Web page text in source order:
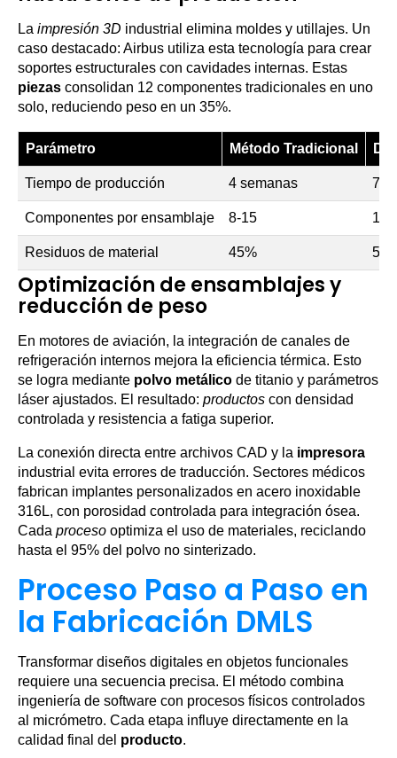
La impresión 3D industrial elimina moldes y utillajes. Un
caso destacado: Airbus utiliza esta tecnología para crear
soportes estructurales con cavidades internas. Estas
piezas consolidan 12 componentes tradicionales en uno
solo, reduciendo peso en un 35%.
Parámetro Método Tradicional
Tiempo de producción 4 semanas 72
Componentes por ensamblaje 8-15 1
Residuos de material 45% 5%
Optimización de ensamblajes y
reducción de peso
En motores de aviación, la integración de canales de
refrigeración internos mejora la eficiencia térmica. Esto
se logra mediante polvo metálico de titanio y parámetros
láser ajustados. El resultado: productos con densidad
controlada y resistencia a fatiga superior.
La conexión directa entre archivos CAD y la impresora
industrial evita errores de traducción. Sectores médicos
fabrican implantes personalizados en acero inoxidable
316L, con porosidad controlada para integración ósea.
Cada proceso optimiza el uso de materiales, reciclando
hasta el 95% del polvo no sinterizado.
Proceso Paso a Paso en
la Fabricación DMLS
Transformar diseños digitales en objetos funcionales
requiere una secuencia precisa. El método combina
ingeniería de software con procesos físicos controlados
al micrómetro. Cada etapa influye directamente en la
calidad final del producto.